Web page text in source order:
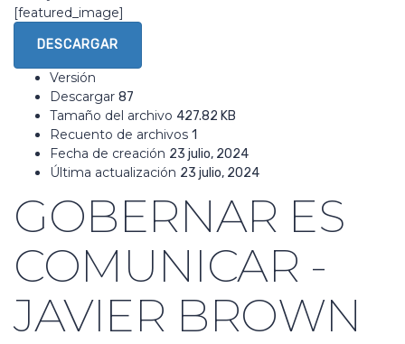
[featured_image]
DESCARGAR
Versión
Descargar 87
Tamaño del archivo 427.82 KB
Recuento de archivos 1
Fecha de creación 23 julio, 2024
Última actualización 23 julio, 2024
GOBERNAR ES
COMUNICAR -
JAVIER BROWN